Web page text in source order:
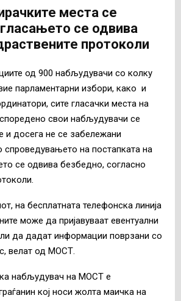
места се
се одвива
протоколи
од 900 набљудувачи со колку
парламентарни избори, како и
сите гласачки места на
свои набљудувачи се
и досега не се забележани
спроведувањето на постапката на
се одвива безбедно, согласно
на бесплатната телефонска линија
може да пријавуваат евентуални
да дадат информации поврзани со
велат од МОСТ.
набљудувач на МОСТ е
кој носи жолта маичка на